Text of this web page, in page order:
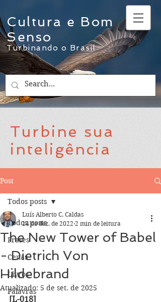
Cultura e Bom
Senso
Turbinando o Brasil
Turbine sua
inteligência
Post
Todos posts
Frases
Cenas
Livros
Palavras
Todos posts
The New Tower of Babel
- Dietrich Von
Hildebrand
Luís Alberto C. Caldas
14 de dez. de 2022 2 min de leitura
Atualizado: 5 de set. de 2025
[L-018]